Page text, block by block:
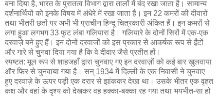
बना दिया है, भारत के पुरातत्व विभाग द्वारा तालों में बंद रखा जाता है। सामान्य
दर्शनार्थियों को इनके विषय में अंधेरे में रखा जाता है। इन 22 कमरों की दीवारों
तथा भीतरी छतों पर अभी भी प्राचीन हिन्दू चित्रकारी अंकित हैं। इन कमरों से
लगा हुआ लगभग 33 फुट लंबा गलियारा है। गलियारे के दोनों सिरों में एक-एक
दरवाज़े बने हुए हैं। इन दोनों दरवाजों को इस प्रकार से आकर्षक रूप से ईंटों
और गारे से चुनवा दिया गया है कि वे दीवार जैसे प्रतीत हों।
स्पष्टत: मूल रूप से शाहजहाँ द्वारा चुनवाए गए इन दरवाज़ों को कई बार खुलवाया
और फिर से चुनवाया गया है। सन् 1934 में दिल्ली के एक निवासी ने चुनवाए
हुए दरवाज़े के ऊपर पड़ी एक दरार से झांककर देखा था। उसके भीतर एक वृहत
कक्ष और वहां के दृश्य को देखकर वह हक्का-बक्का रह गया तथा भयभीत-सा हो